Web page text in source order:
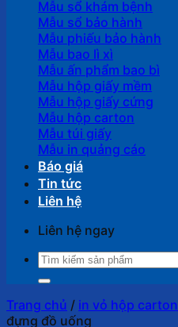
Mẫu sổ khám bệnh
Mẫu sổ bảo hành
Mẫu phiếu bảo hành
Mẫu bao lì xì
Mẫu ấn phẩm bao bì
Mẫu hộp giấy mềm
Mẫu hộp giấy cứng
Mẫu hộp carton
Mẫu túi giấy
Mẫu in quảng cáo
Báo giá
Tin tức
Liên hệ
Liên hệ ngay
Tìm
kiếm:
Trang chủ / in vỏ hộp carton
đựng đồ uống